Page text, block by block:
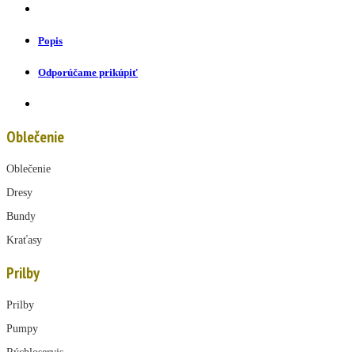
Popis
Odporúčame prikúpiť
Oblečenie
Oblečenie
Dresy
Bundy
Kraťasy
Prilby
Prilby
Pumpy